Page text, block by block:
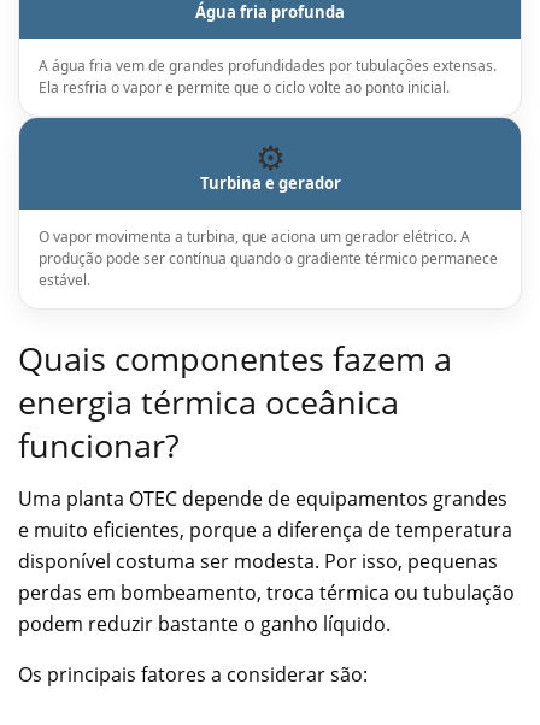
Água fria profunda
A água fria vem de grandes profundidades por tubulações extensas.
Ela resfria o vapor e permite que o ciclo volte ao ponto inicial.
⚙️
Turbina e gerador
O vapor movimenta a turbina, que aciona um gerador elétrico. A
produção pode ser contínua quando o gradiente térmico permanece
estável.
Quais componentes fazem a
energia térmica oceânica
funcionar?
Uma planta OTEC depende de equipamentos grandes
e muito eficientes, porque a diferença de temperatura
disponível costuma ser modesta. Por isso, pequenas
perdas em bombeamento, troca térmica ou tubulação
podem reduzir bastante o ganho líquido.
Os principais fatores a considerar são: